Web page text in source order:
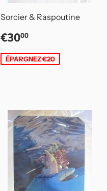
Sorcier & Raspoutine
Prix
réduit
€3000
ÉPARGNEZ €20